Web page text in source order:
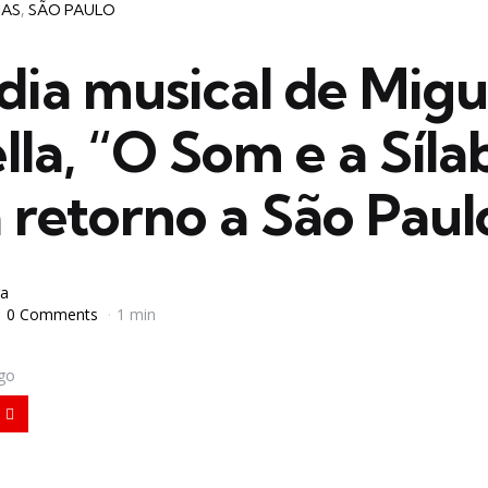
SÃO PAULO
musical de
“O Som e a
a São
0 Comments 1 min